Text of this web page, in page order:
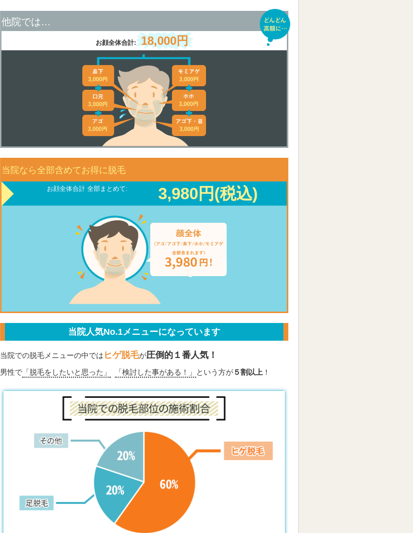
他院では…
お顔全体合計: 18,000円
当院なら全部含めてお得に脱毛
お顔全体合計 全部まとめて: 3,980円(税込)
当院人気No.1メニューになっています
当院での脱毛メニューの中では ヒゲ脱毛が圧倒的１番人気！
男性で 「脱毛をしたいと思った」 「検討した事がある！」 という方が５割以上 ！